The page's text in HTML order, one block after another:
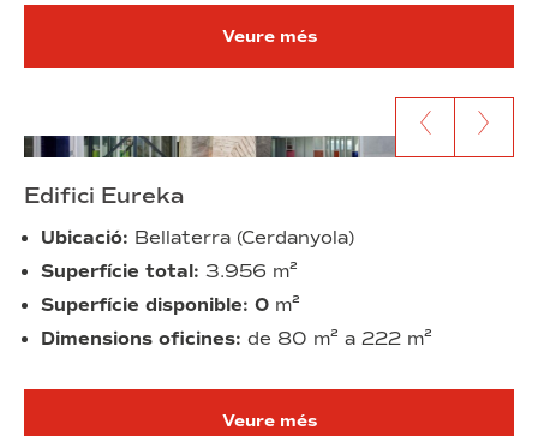
Veure més
Anar al
Anar al contingut anterior
Edifici Eureka
Ubicació: Bellaterra (Cerdanyola)
Superfície total: 3.956 m²
Superfície disponible: 0 m²
Dimensions oficines: de 80 m² a 222 m²
Veure més